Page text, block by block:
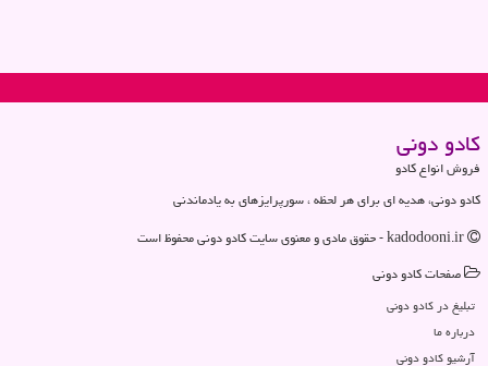
كادو دونی
فروش انواع کادو
کادو دونی، هدیه ای برای هر لحظه ، سورپرایزهای به یادماندنی
صفحات كادو دونی
تبلیغ در كادو دونی
درباره ما
آرشیو كادو دونی